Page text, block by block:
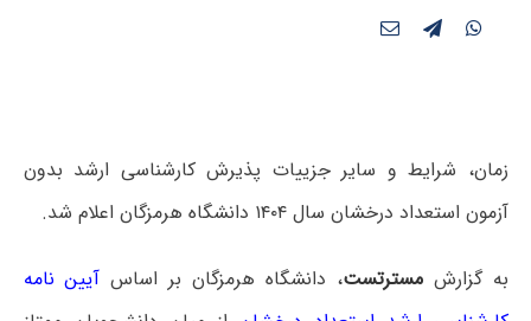
زمان، شرایط و سایر جزییات پذیرش کارشناسی ارشد بدون
آزمون استعداد درخشان سال ۱۴۰۴ دانشگاه هرمزگان اعلام شد.
به گزارشمسترتست، دانشگاه هرمزگان بر اساس آیین نامه